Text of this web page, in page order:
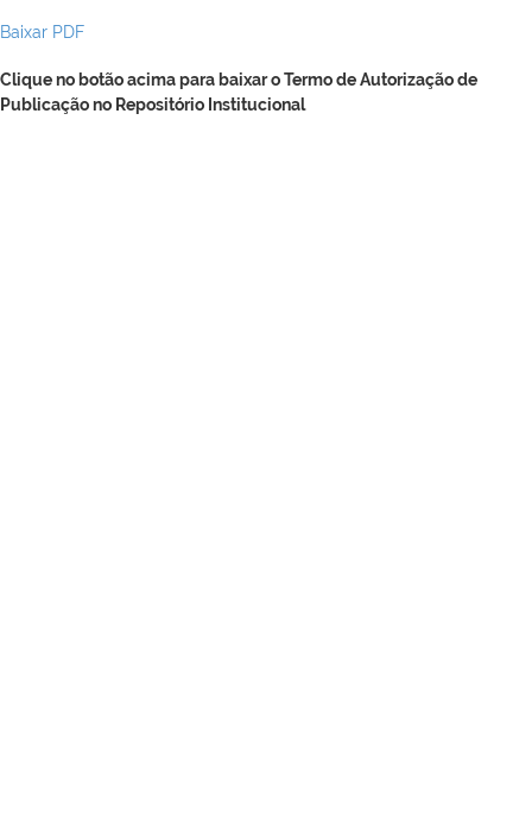
Baixar PDF
Clique no botão acima para baixar o Termo de Autorização de
Publicação no Repositório Institucional